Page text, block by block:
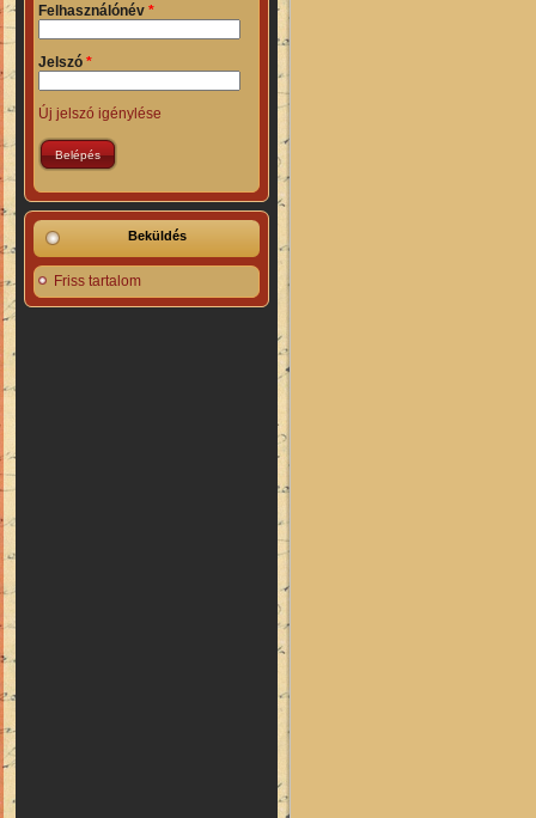
Felhasználónév *
Jelszó *
Új jelszó igénylése
Beküldés
Friss tartalom